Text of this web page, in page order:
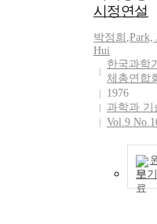
시정연설
박정희 ,Park,
Hui
한국과학
체총연합
1976
과학과 기
Vol.9
보기